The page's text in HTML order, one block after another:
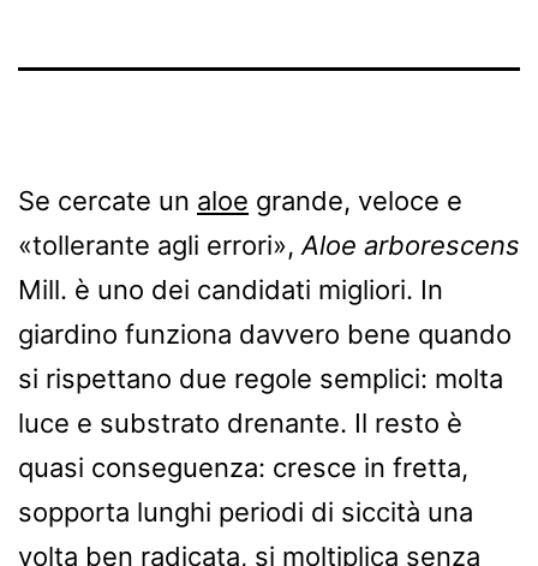
Se cercate un aloe grande, veloce e
«tollerante agli errori», Aloe arborescens
Mill. è uno dei candidati migliori. In
giardino funziona davvero bene quando
si rispettano due regole semplici: molta
luce e substrato drenante. Il resto è
quasi conseguenza: cresce in fretta,
sopporta lunghi periodi di siccità una
volta ben radicata, si moltiplica senza